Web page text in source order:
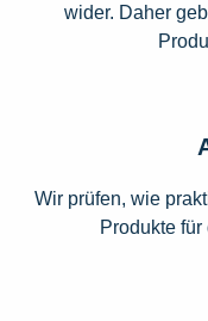
wider. Daher
Wir prüfen, wie
Produkte